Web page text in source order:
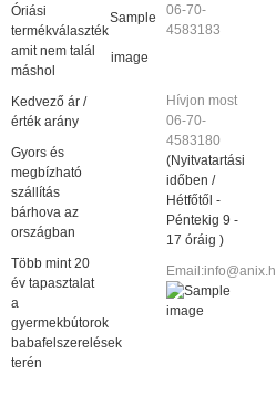
Óriási
termékválaszték
amit nem talál
máshol
Kedvező ár /
érték arány
Gyors és
megbízható
szállítás
bárhova az
országban
Több mint 20
év tapasztalat
a
gyermekbútorok
babafelszerelések
terén
06-70-
4583183
Hívjon most
06-70-
4583180
(Nyitvatartási
időben /
Hétfőtől -
Péntekig 9 -
17 óráig )